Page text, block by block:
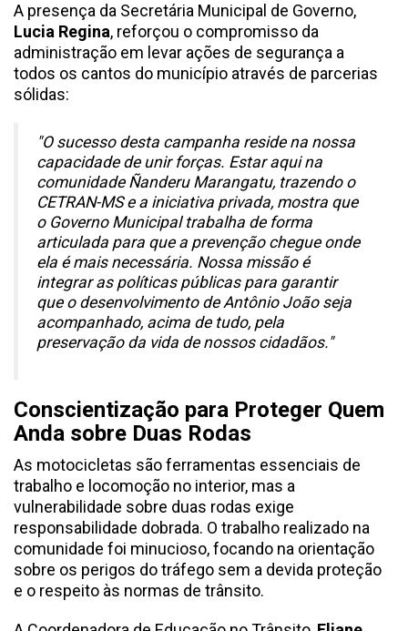
A presença da Secretária Municipal de Governo,
Lucia Regina, reforçou o compromisso da
administração em levar ações de segurança a
todos os cantos do município através de parcerias
sólidas:
"O sucesso desta campanha reside na nossa
capacidade de unir forças. Estar aqui na
comunidade Ñanderu Marangatu, trazendo o
CETRAN-MS e a iniciativa privada, mostra que
o Governo Municipal trabalha de forma
articulada para que a prevenção chegue onde
ela é mais necessária. Nossa missão é
integrar as políticas públicas para garantir
que o desenvolvimento de Antônio João seja
acompanhado, acima de tudo, pela
preservação da vida de nossos cidadãos."
Conscientização para Proteger Quem
Anda sobre Duas Rodas
As motocicletas são ferramentas essenciais de
trabalho e locomoção no interior, mas a
vulnerabilidade sobre duas rodas exige
responsabilidade dobrada. O trabalho realizado na
comunidade foi minucioso, focando na orientação
sobre os perigos do tráfego sem a devida proteção
e o respeito às normas de trânsito.